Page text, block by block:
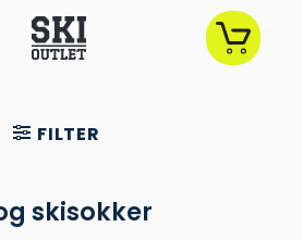
FILTER
skisokker